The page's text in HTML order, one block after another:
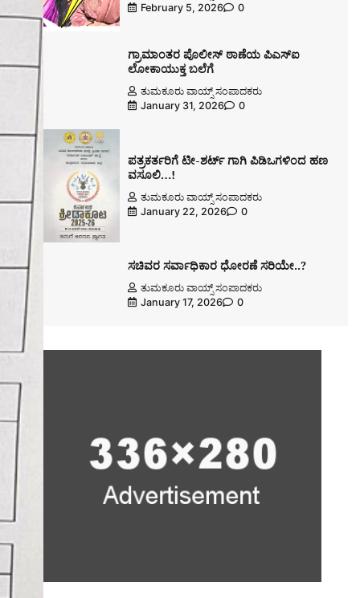
February 5, 2026
0
ಗ್ರಾಮಾಂತರ ಪೊಲೀಸ್ ಠಾಣೆಯ ಪಿಎಸ್ಐ
ಲೋಕಾಯುಕ್ತ ಬಲೆಗೆ
ತುಮಕೂರು ವಾಯ್ಸ್ ಸಂಪಾದಕರು
January 31, 2026
0
ಪತ್ರಕರ್ತರಿಗೆ ಟೀ-ಶರ್ಟ್ ಗಾಗಿ ಪಿಡಿಒಗಳಿಂದ ಹಣ
ವಸೂಲಿ…!
ತುಮಕೂರು ವಾಯ್ಸ್ ಸಂಪಾದಕರು
January 22, 2026
0
ಸಚಿವರ ಸರ್ವಾಧಿಕಾರ ಧೋರಣೆ ಸರಿಯೇ..?
ತುಮಕೂರು ವಾಯ್ಸ್ ಸಂಪಾದಕರು
January 17, 2026
0